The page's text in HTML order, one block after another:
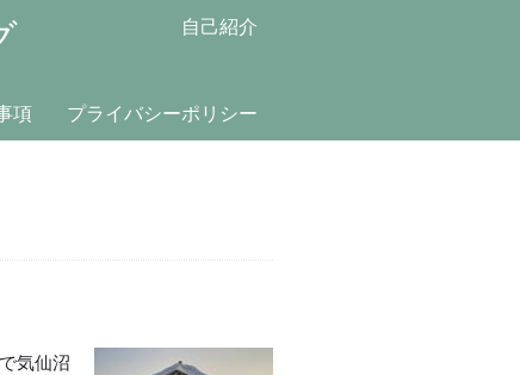
自己紹介
項 プライバシーポリシー
気仙沼